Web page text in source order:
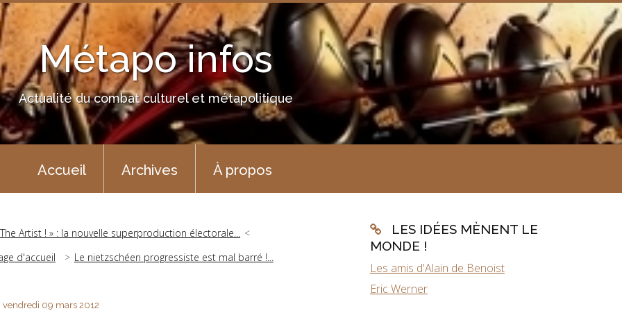
Métapo infos
Actualité du combat culturel et métapolitique
Accueil Archives À propos
Artist ! » : la nouvelle superproduction électorale...
d'accueil
Le nietzschéen progressiste est mal barré !...
vendredi 09 mars 2012
LES IDÉES MÈNENT LE
MONDE !
Les amis d'Alain de Benoist
Eric Werner